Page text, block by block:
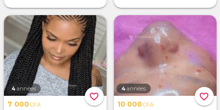
favorite_border
4 années
7 000CFA
favorite_border
4 années
10 000CFA